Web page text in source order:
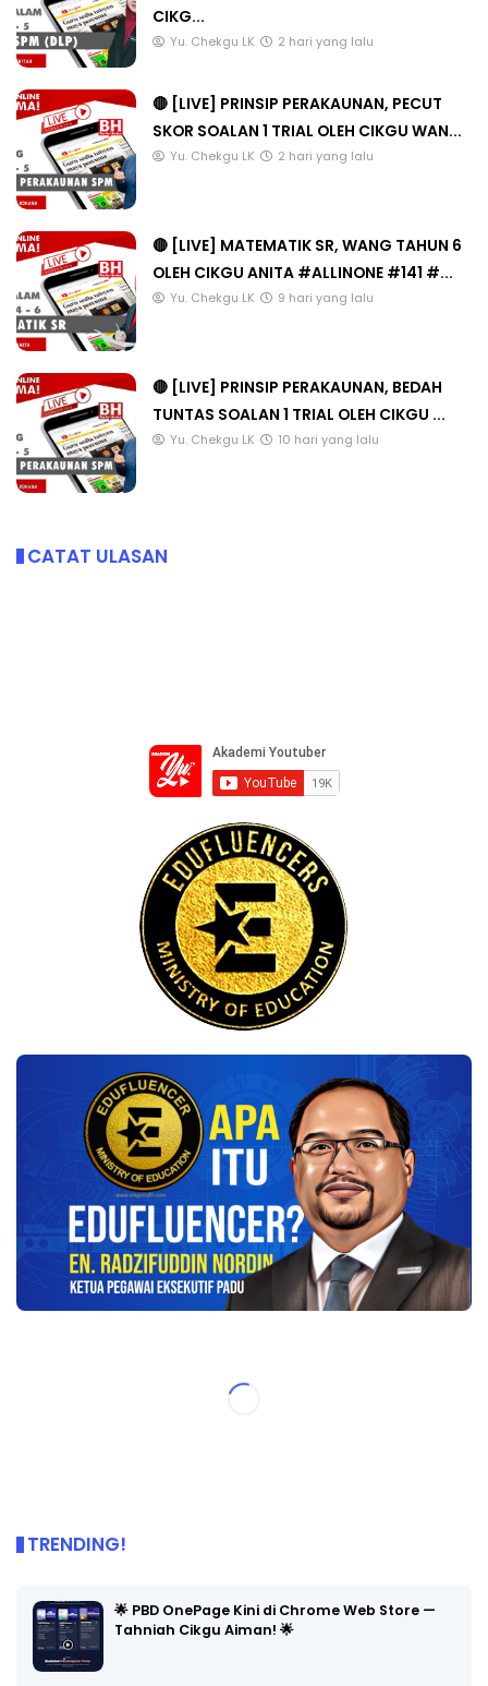
CIKG...
Yu. Chekgu LK 2 hari yang lalu
🔴 [LIVE] PRINSIP PERAKAUNAN, PECUT
SKOR SOALAN 1 TRIAL OLEH CIKGU WAN...
Yu. Chekgu LK 2 hari yang lalu
🔴 [LIVE] MATEMATIK SR, WANG TAHUN 6
OLEH CIKGU ANITA #ALLINONE #141 #...
Yu. Chekgu LK 9 hari yang lalu
🔴 [LIVE] PRINSIP PERAKAUNAN, BEDAH
TUNTAS SOALAN 1 TRIAL OLEH CIKGU ...
Yu. Chekgu LK 10 hari yang lalu
CATAT ULASAN
TRENDING!
🌟 PBD OnePage Kini di Chrome Web Store —
Tahniah Cikgu Aiman! 🌟